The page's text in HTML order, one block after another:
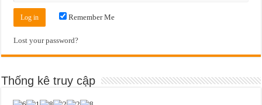
Remember Me
Lost your password?
Thống kê truy cập